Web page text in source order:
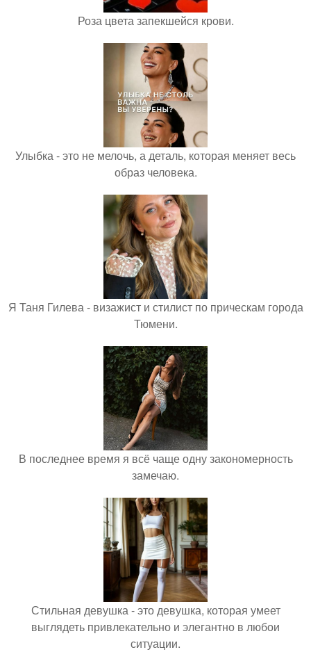
Роза цвета запекшейся крови.
Улыбка - это не мелочь, а деталь, которая меняет весь
образ человека.
Я Таня Гилева - визажист и стилист по прическам города
Тюмени.
В последнее время я всё чаще одну закономерность
замечаю.
Стильная девушка - это девушка, которая умеет
выглядеть привлекательно и элегантно в любои
ситуации.